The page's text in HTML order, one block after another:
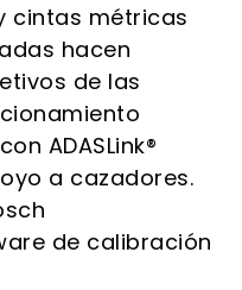
cintas métricas
hacen
de las
ADASLink®
a cazadores.
de calibración